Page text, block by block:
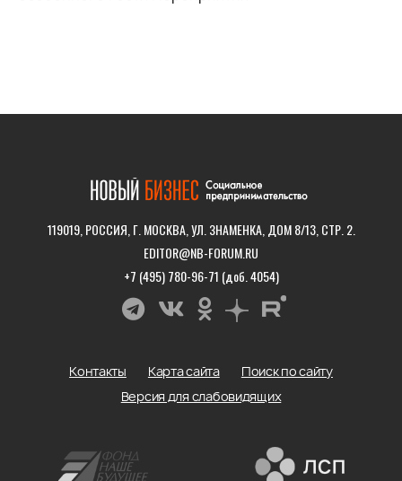
119019, РОССИЯ, Г. МОСКВА, УЛ. ЗНАМЕНКА, ДОМ 8/13, СТР. 2.
EDITOR@NB-FORUM.RU
+7 (495) 780-96-71 (доб. 4054)
Контакты Карта сайта
Поиск по сайту
Версия для слабовидящих